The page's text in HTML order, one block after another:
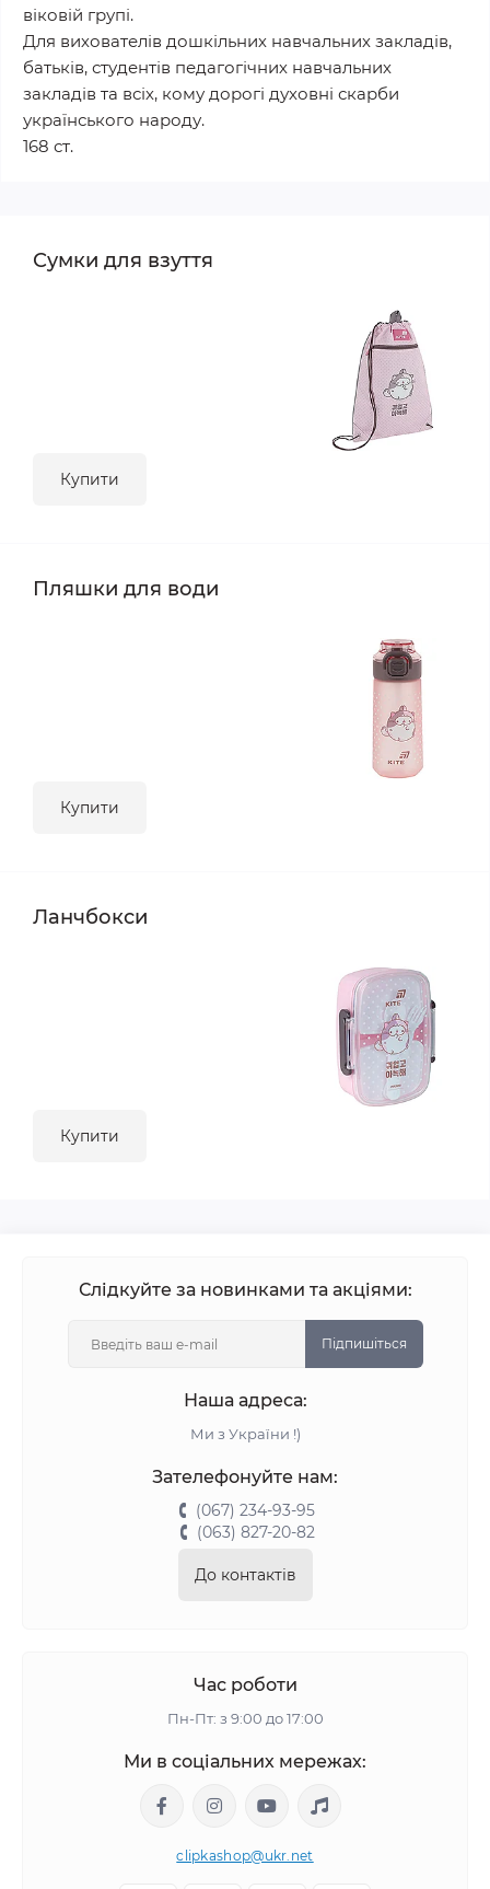
віковій групі.
Для вихователів дошкільних навчальних закладів,
батьків, студентів педагогічних навчальних
закладів та всіх, кому дорогі духовні скарби
українського народу.
168 ст.
Сумки для взуття
Купити
Пляшки для води
Купити
Ланчбокси
Купити
Слідкуйте за новинками та акціями:
Підпишіться
Наша адреса:
Ми з України !)
Зателефонуйте нам:
(067) 234-93-95
(063) 827-20-82
До контактів
Час роботи
Пн-Пт: з 9:00 до 17:00
Ми в соціальних мережах:
clipkashop@ukr.net